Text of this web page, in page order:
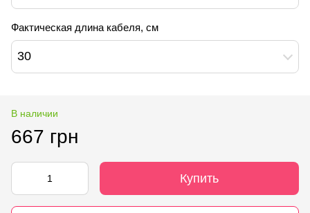
Фактическая длина кабеля, см
30
В наличии
667 грн
Купить